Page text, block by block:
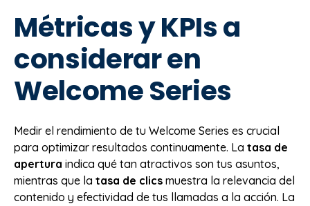
Métricas y KPIs a
considerar en
Welcome Series
Medir el rendimiento de tu Welcome Series es crucial
para optimizar resultados continuamente. La tasa de
apertura indica qué tan atractivos son tus asuntos,
mientras que la tasa de clics muestra la relevancia del
contenido y efectividad de tus llamadas a la acción. La